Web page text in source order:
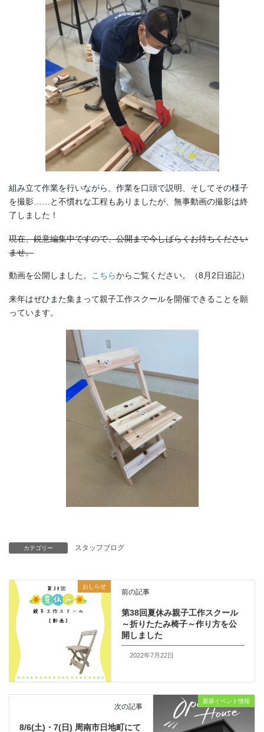
組み立て作業を行いながら、作業を口頭で説明、そしてその様子
を撮影……と不慣れな工程もありましたが、無事動画の撮影は終
了しました！
現在、鋭意編集中ですので、公開まで今しばらくお待ちください
ませ。
動画を公開しました。 こちらからご覧ください。（8月2日追記）
来年はぜひまた集まって親子工作スクールを開催できることを願
っています。
カテゴリー スタッフブログ
おしらせ
前の記事
第38回夏休み親子工作スクール
～折りたたみ椅子～作り方を公
開しました
2022年7月22日
新築イベント情報
次の記事
8/6(土)・7(日) 周南市日地町にて